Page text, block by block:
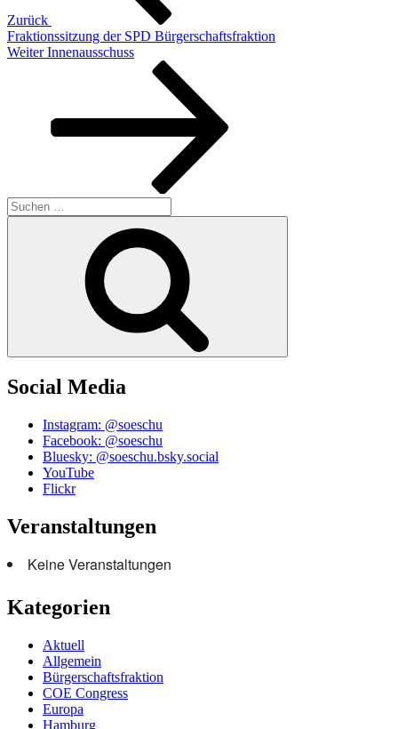
Zurück
Fraktionssitzung der SPD Bürgerschaftsfraktion
Nächster
Weiter Innenausschuss
Suchen
nach:
Social Media
Instagram: @soeschu
Facebook: @soeschu
Bluesky: @soeschu.bsky.social
YouTube
Flickr
Veranstaltungen
Keine Veranstaltungen
Kategorien
Aktuell
Allgemein
Bürgerschaftsfraktion
COE Congress
Europa
Hamburg